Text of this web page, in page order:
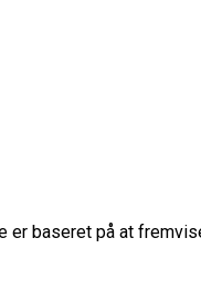
er baseret på at